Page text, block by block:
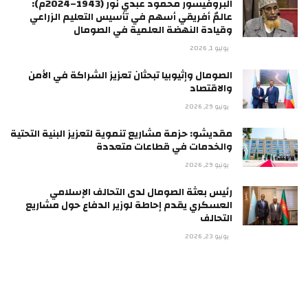
البروفيسور محمود عبدي نور (1943–2024م):
عالمٌ أفريقي أسهم في تأسيس التعليم الزراعي
وقيادة النهضة العلمية في الصومال
يوليو 1, 2026
الصومال وإثيوبيا تبحثان تعزيز الشراكة في الأمن
والاقتصاد
يونيو 29, 2026
مقديشو: حزمة مشاريع تنموية لتعزيز البنية التحتية
والخدمات في قطاعات متعددة
يونيو 29, 2026
رئيس بعثة الصومال لدى التحالف الإسلامي
العسكري يقدم إحاطة لوزير الدفاع حول مشاريع
التحالف
يونيو 23, 2026